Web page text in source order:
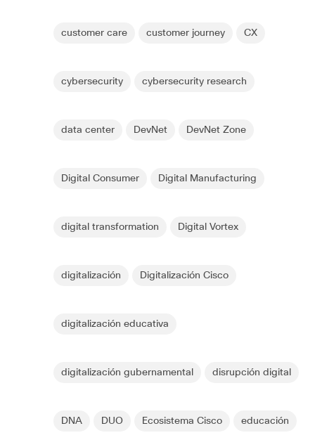
customer care customer journey CX
cybersecurity cybersecurity research
data center DevNet DevNet Zone
Digital Consumer Digital Manufacturing
digital transformation Digital Vortex
digitalización Digitalización Cisco
digitalización educativa
digitalización gubernamental disrupción digital
DNA DUO Ecosistema Cisco educación